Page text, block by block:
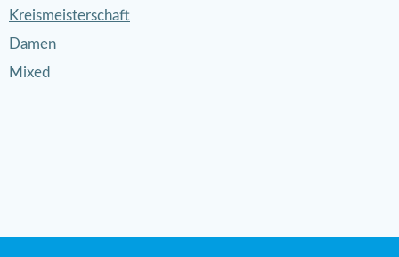
Kreismeisterschaft
Damen
Mixed